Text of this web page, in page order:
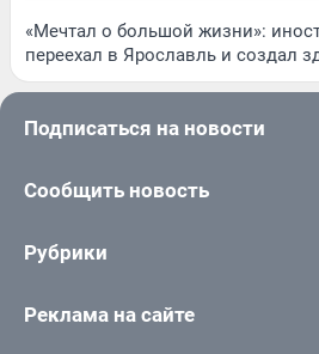
«Мечтал о большой жизни»:
переехал в Ярославль и создал
Подписаться на новости
Сообщить новость
Рубрики
Реклама на сайте